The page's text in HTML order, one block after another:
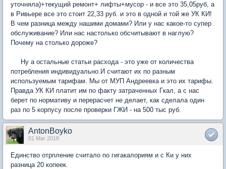
уточняла)+текущий ремонт+ лифты+мусор - и все это 35,05руб, а
в Ривьере все это стоит 22,33 руб. и это в одной и той же УК КИ!
В чем разница между нашими домами? Или у нас какое-то супер
обслуживание? Или нас настолько обсчитывают в наглую?
Почему на столько дороже?
Ну а остальные статьи расхода - это уже от количества
потребления индивидуально.И считают их по разным
используемым тарифам. Мы от МУП Андреевка и это их тарифы.
Правда УК КИ платит им по факту затраченных Гкал, а с нас
берет по нормативу и перерасчет не делает, как сделала один
раз по 5 корпусу после проверки ГЖИ - на 500 тыс руб.
AntonBoyko
01 Mar 2018
Единство отрпление считало по гигакалориям и с Ки у них
разница 20 копеек.